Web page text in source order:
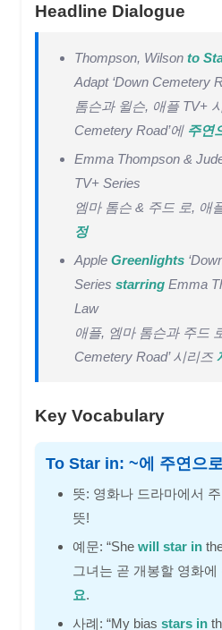
Headline Dialogue
Thompson, Wilson to
Adapt ‘Down Cemetery
톰슨과 윌슨, 애플 TV+
Cemetery Road’에 주연
Emma Thompson &
TV+ Series
엠마 톰슨 & 주드 로, 애
정
Apple Greenlights
Series starring Emma
Law
애플, 엠마 톰슨과 주드
Cemetery Road’ 시리즈
Key Vocabulary
To Star in: ~에 주연으
뜻: 영화나 드라마에서
뜻!
예문: “She will star in
그녀는 곧 개봉할 영화에
요.
사례: “My bias stars in